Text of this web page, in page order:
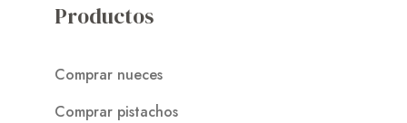
Productos
Comprar nueces
Comprar pistachos